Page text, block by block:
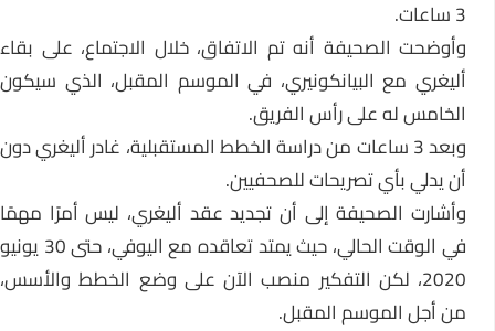
وأوضحت الصحيفة أنه تم الاتفاق، خلال الاجتماع، على بقاء
أليغري مع البيانكونيري، في الموسم المقبل، الذي سيكون
الخامس له على رأس الفريق.
وبعد 3 ساعات من دراسة الخطط المستقبلية، غادر أليغري دون
أن يدلي بأي تصريحات للصحفيين.
وأشارت الصحيفة إلى أن تجديد عقد أليغري، ليس أمرًا مهمًا
في الوقت الحالي، حيث يمتد تعاقده مع اليوفي، حتى 30 يونيو
2020، لكن التفكير منصب الآن على وضع الخطط والأسس،
من أجل الموسم المقبل.